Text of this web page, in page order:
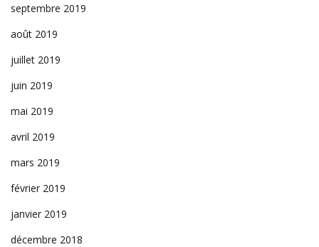
septembre 2019
août 2019
juillet 2019
juin 2019
mai 2019
avril 2019
mars 2019
février 2019
janvier 2019
décembre 2018